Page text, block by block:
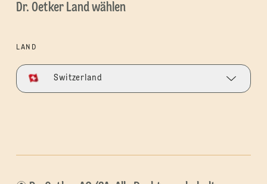
Dr. Oetker Land wählen
LAND
Switzerland